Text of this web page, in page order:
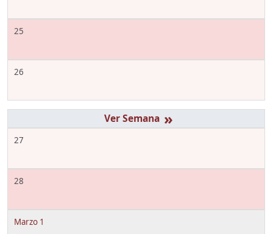
25
26
»
27
28
Marzo 1